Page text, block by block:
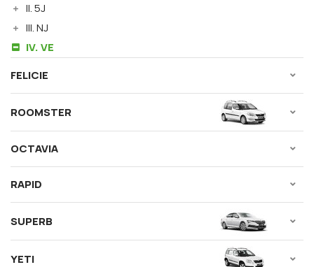
II. 5J
III. NJ
IV. VE
FELICIE
ROOMSTER
OCTAVIA
RAPID
SUPERB
YETI